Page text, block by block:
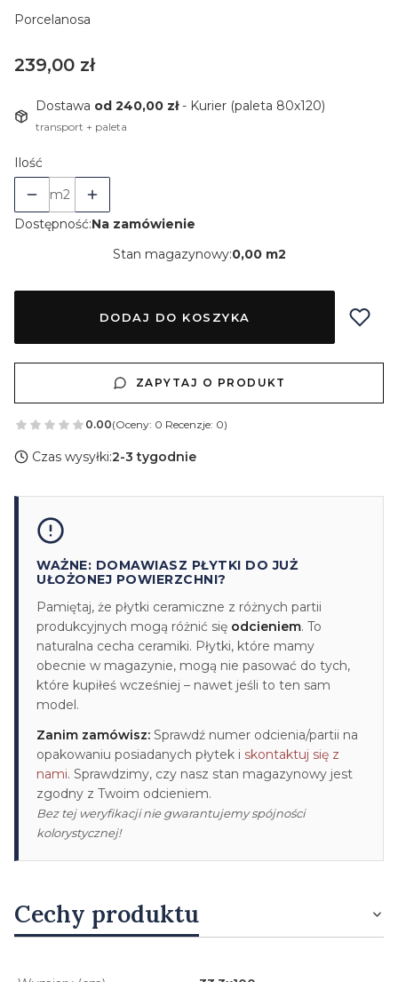
Porcelanosa
Cena
239,00 zł
Dostawa od 240,00 zł- Kurier (paleta 80x120)
transport + paleta
Ilość
m2
Dostępność:Na zamówienie
Stan magazynowy:0,00 m2
DODAJ DO KOSZYKA
ZAPYTAJ O PRODUKT
0.00(Oceny: 0 Recenzje: 0)
Czas wysyłki:2-3 tygodnie
WAŻNE: DOMAWIASZ PŁYTKI DO JUŻ
UŁOŻONEJ POWIERZCHNI?
Pamiętaj, że płytki ceramiczne z różnych partii
produkcyjnych mogą różnić się odcieniem. To
naturalna cecha ceramiki. Płytki, które mamy
obecnie w magazynie, mogą nie pasować do tych,
które kupiłeś wcześniej – nawet jeśli to ten sam
model.
Zanim zamówisz: Sprawdź numer odcienia/partii na
opakowaniu posiadanych płytek i skontaktuj się z
nami. Sprawdzimy, czy nasz stan magazynowy jest
zgodny z Twoim odcieniem.
Bez tej weryfikacji nie gwarantujemy spójności
kolorystycznej!
Cechy produktu